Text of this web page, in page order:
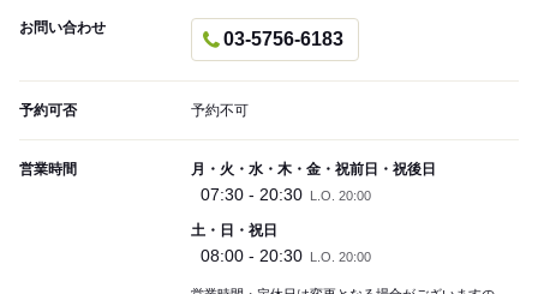
お問い合わせ
03-5756-6183
予約可否 予約不可
営業時間 月・火・水・木・金・祝前日・祝後日
07:30 - 20:30 L.O. 20:00
土・日・祝日
08:00 - 20:30 L.O. 20:00